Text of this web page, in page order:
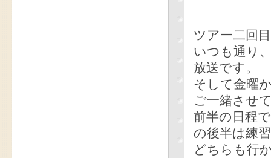
ツアー二回
いつも通り
放送です。
そして金曜
ご一緒させ
前半の日程
の後半は練
どちらも行